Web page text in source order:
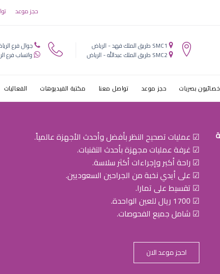
عيون اطفالحجز موعد
SMC1 طريق الملك فهد - الرياض
SMC2 طريق الملك عبدالله - الرياض
جوال فرع
واتساب فرع
بصريات حجز موعد تواصل معنا مكتبة الفيديوهات الفعاليات
☑ عمليات تصحيح النظر بأفضل وأحدث الأجهزة عالمياً.
☑ غرفة عمليات مجهزة بأحدث التقنيات.
☑ راحة أكبر وإجراءات أكثر سلاسة.
☑ على أيدي نخبة من الجراحين السعوديين.
☑ تقسيط على تمارا.
☑ 1700 ريال للعين الواحدة.
☑ شامل جميع الفحوصات.
احجز موعد الان